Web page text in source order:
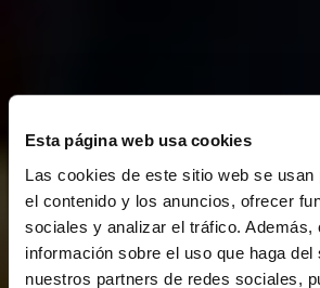
Esta página web usa cookies
Las cookies de este sitio web se usan
el contenido y los anuncios, ofrecer
sociales y analizar el tráfico. Además,
información sobre el uso que haga del
nuestros partners de redes sociales,